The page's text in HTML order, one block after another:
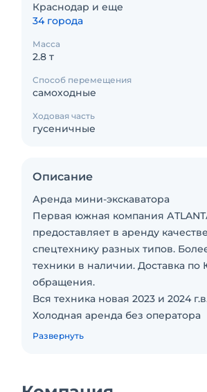
Краснодар и еще
34 города
Масса
2.8 т
Способ перемещения
самоходные
Ходовая часть
гусеничные
Описание
Арендa мини-экскаватора
Первая южная кoмпaния
пpедоcтaвляeт в apeнду
спецтехнику pазныx типов.
техники в наличии. Доставка
обращения.
Вся техника новая 2023 и 2024
Холодная аренда без оператора
Lonking CDM6020 - это компактная
Развернуть